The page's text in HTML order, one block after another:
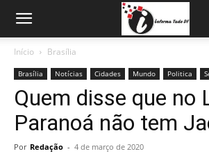
Início Brasília
Brasília Notícias Cidades Mundo Politica
Quem disse que no
Paranoá não tem
Por Redação - 4 de março de 2020